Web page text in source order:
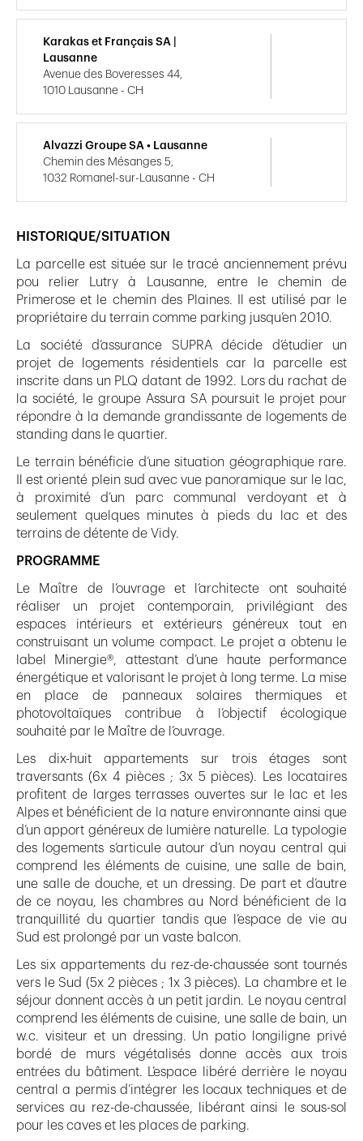
HISTORIQUE/SITUATION
La parcelle est située sur le tracé anciennement prévu
pou relier Lutry à Lausanne, entre le chemin de
Primerose et le chemin des Plaines. Il est utilisé par le
propriétaire du terrain comme parking jusqu’en 2010.
La société d’assurance SUPRA décide d’étudier un
projet de logements résidentiels car la parcelle est
inscrite dans un PLQ datant de 1992. Lors du rachat de
la société, le groupe Assura SA poursuit le projet pour
répondre à la demande grandissante de logements de
standing dans le quartier.
Le terrain bénéficie d’une situation géographique rare.
Il est orienté plein sud avec vue panoramique sur le lac,
à proximité d’un parc communal verdoyant et à
seulement quelques minutes à pieds du lac et des
terrains de détente de Vidy.
PROGRAMME
Le Maître de l’ouvrage et l’architecte ont souhaité
réaliser un projet contemporain, privilégiant des
espaces intérieurs et extérieurs généreux tout en
construisant un volume compact. Le projet a obtenu le
label Minergie®, attestant d’une haute performance
énergétique et valorisant le projet à long terme. La mise
en place de panneaux solaires thermiques et
photovoltaïques contribue à l’objectif écologique
souhaité par le Maître de l’ouvrage.
Les dix-huit appartements sur trois étages sont
traversants (6x 4 pièces ; 3x 5 pièces). Les locataires
profitent de larges terrasses ouvertes sur le lac et les
Alpes et bénéficient de la nature environnante ainsi que
d’un apport généreux de lumière naturelle. La typologie
des logements s’articule autour d’un noyau central qui
comprend les éléments de cuisine, une salle de bain,
une salle de douche, et un dressing. De part et d’autre
de ce noyau, les chambres au Nord bénéficient de la
tranquillité du quartier tandis que l’espace de vie au
Sud est prolongé par un vaste balcon.
Les six appartements du rez-de-chaussée sont tournés
vers le Sud (5x 2 pièces ; 1x 3 pièces). La chambre et le
séjour donnent accès à un petit jardin. Le noyau central
comprend les éléments de cuisine, une salle de bain, un
w.c. visiteur et un dressing. Un patio longiligne privé
bordé de murs végétalisés donne accès aux trois
entrées du bâtiment. L’espace libéré derrière le noyau
central a permis d’intégrer les locaux techniques et de
services au rez-de-chaussée, libérant ainsi le sous-sol
pour les caves et les places de parking.
Karakas et Français SA |
Lausanne
Avenue des Boveresses 44,
1010 Lausanne - CH
Alvazzi Groupe SA • Lausanne
Chemin des Mésanges 5,
1032 Romanel-sur-Lausanne - CH